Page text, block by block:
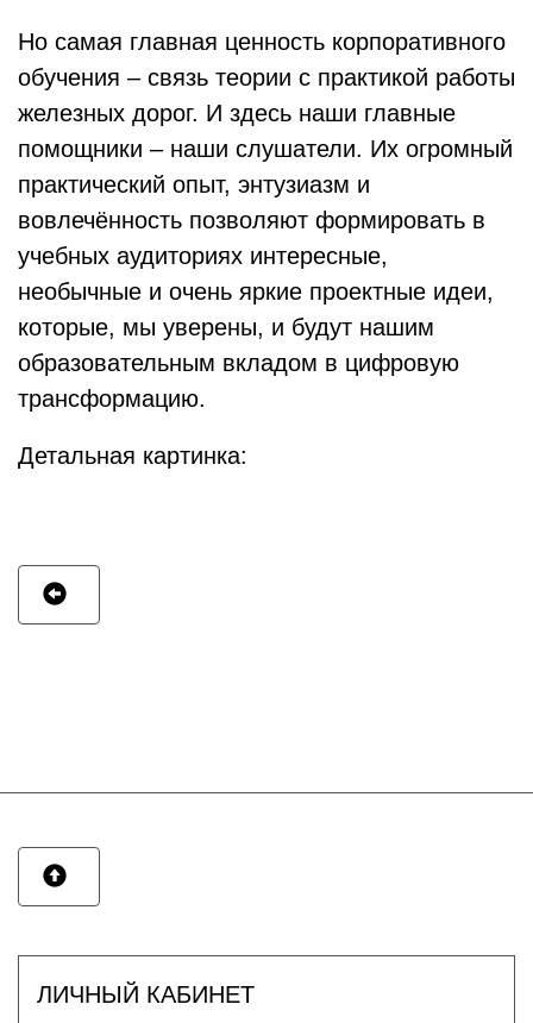
Но самая главная ценность корпоративного
обучения – связь теории с практикой работы
железных дорог. И здесь наши главные
помощники – наши слушатели. Их огромный
практический опыт, энтузиазм и
вовлечённость позволяют формировать в
учебных аудиториях интересные,
необычные и очень яркие проектные идеи,
которые, мы уверены, и будут нашим
образовательным вкладом в цифровую
трансформацию.
Детальная картинка:
ЛИЧНЫЙ КАБИНЕТ